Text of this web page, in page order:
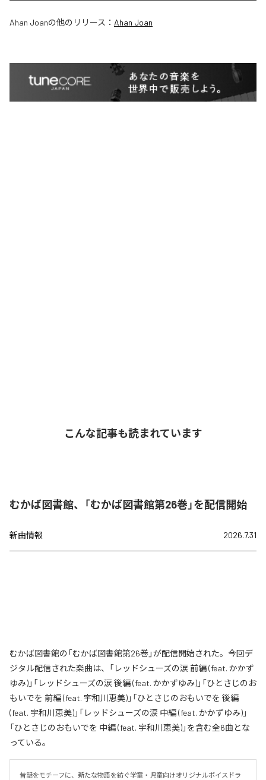
Ahan Joanの他のリリース： Ahan Joan
こんな記事も読まれています
むかば図書館、「むかば図書館第26巻」を配信開始
新曲情報 2026.7.31
むかば図書館の「むかば図書館第26巻」が配信開始された。今回デ
ジタル配信された楽曲は、「レッドシューズの涙 前編 (feat. かかず
ゆみ)」「レッドシューズの涙 後編 (feat. かかずゆみ)」「ひとさじのお
もいでを 前編 (feat. 宇和川恵美)」「ひとさじのおもいでを 後編
(feat. 宇和川恵美)」「レッドシューズの涙 中編 (feat. かかずゆみ)」
「ひとさじのおもいでを 中編 (feat. 宇和川恵美)」を含む全6曲とな
っている。
昔話をモチーフに、新たな物語を紡ぐ学童・児童向けオリジナルボイスドラ